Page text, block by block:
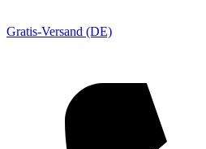
Gratis-Versand (DE)